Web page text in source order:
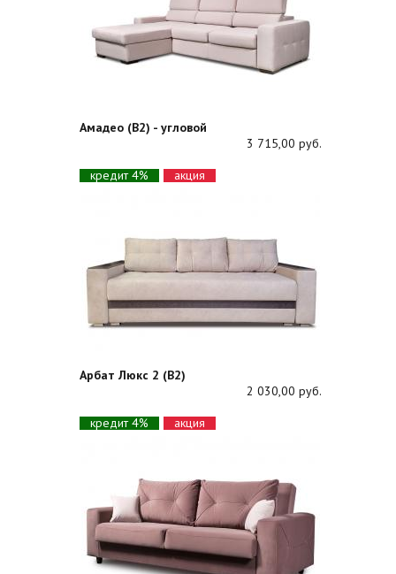
Амадео (В2) - угловой
3 715,00 руб.
кредит 4%
акция
Арбат Люкс 2 (В2)
2 030,00 руб.
кредит 4%
акция